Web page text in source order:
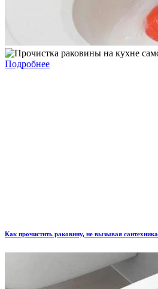
Подробнее
Как прочистить раковину, не вызывая сантехника